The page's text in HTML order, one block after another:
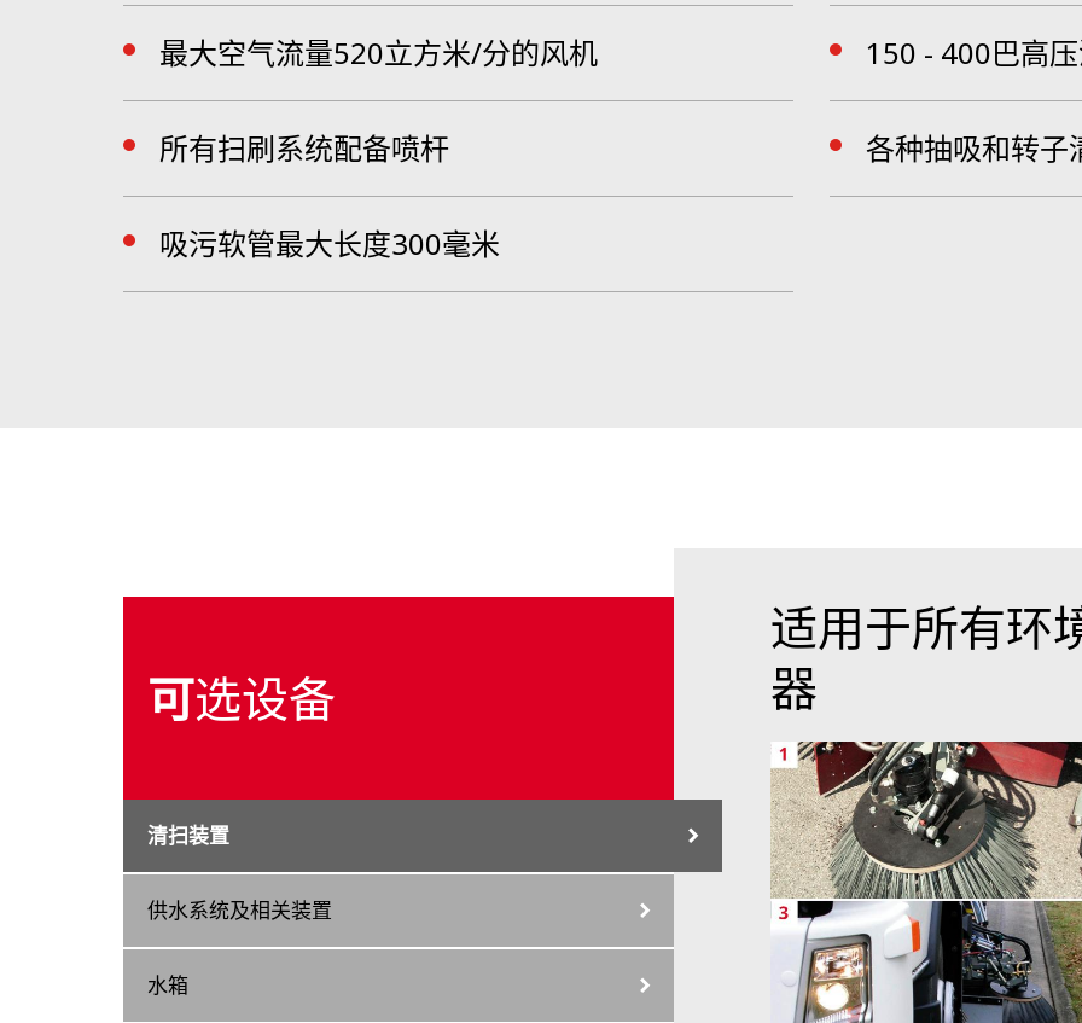
最大空气流量520立方米/分的风机 150 - 400巴高
所有扫刷系统配备喷杆 各种抽吸和转子
吸污软管最大长度300毫米
可选设备
清扫装置
供水系统及相关装置
水箱
适用于所有环
器